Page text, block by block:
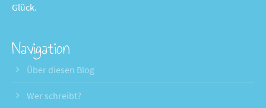
Glück.
Navigation
Über diesen Blog
Wer schreibt?